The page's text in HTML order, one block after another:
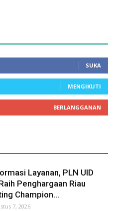
SUKA
MENGIKUTI
BERLANGGANAN
Layanan, PLN UID
Penghargaan Riau
Champion...
7, 2026